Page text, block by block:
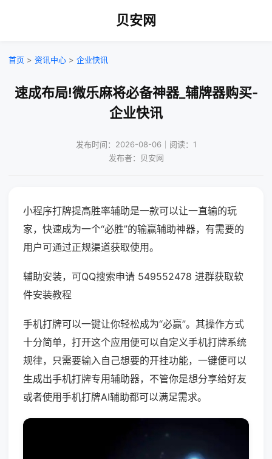
贝安网
首页 > 资讯中心 > 企业快讯
速成布局!微乐麻将必备神器_辅牌器购买-
企业快讯
发布时间：2026-08-06｜阅读：1
发布者：贝安网
小程序打牌提高胜率辅助是一款可以让一直输的玩
家，快速成为一个“必胜”的输赢辅助神器，有需要的
用户可通过正规渠道获取使用。
辅助安装，可QQ搜索申请 549552478 进群获取软
件安装教程
手机打牌可以一键让你轻松成为“必赢”。其操作方式
十分简单，打开这个应用便可以自定义手机打牌系统
规律，只需要输入自己想要的开挂功能，一键便可以
生成出手机打牌专用辅助器，不管你是想分享给好友
或者使用手机打牌AI辅助都可以满足需求。